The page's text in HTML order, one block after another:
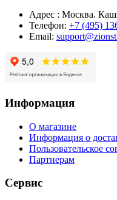
Адрес : Москва.
Телефон: +7 (495)
Email:
Информация
О магазине
Информация о
Пользовательское
Партнерам
Сервис